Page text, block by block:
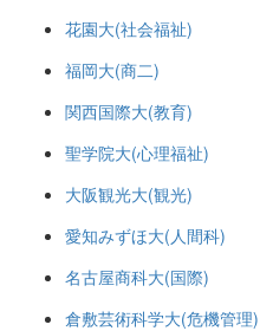
花園大(社会福祉)
福岡大(商二)
関西国際大(教育)
聖学院大(心理福祉)
大阪観光大(観光)
愛知みずほ大(人間科)
名古屋商科大(国際)
倉敷芸術科学大(危機管理)